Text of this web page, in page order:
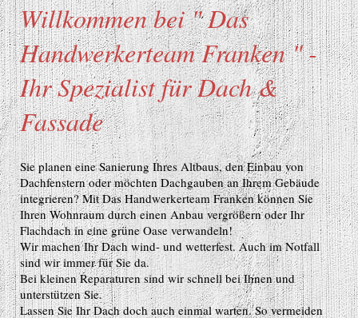
Willkommen bei " Das
Handwerkerteam Franken " -
Ihr Spezialist für Dach &
Fassade
Sie planen eine Sanierung Ihres Altbaus, den Einbau von
Dachfenstern oder möchten Dachgauben an Ihrem Gebäude
integrieren? Mit Das Handwerkerteam Franken können Sie
Ihren Wohnraum durch einen Anbau vergrößern oder Ihr
Flachdach in eine grüne Oase verwandeln!
Wir machen Ihr Dach wind- und wetterfest. Auch im Notfall
sind wir immer für Sie da.
Bei kleinen Reparaturen sind wir schnell bei Ihnen und
unterstützen Sie.
Lassen Sie Ihr Dach doch auch einmal warten. So vermeiden